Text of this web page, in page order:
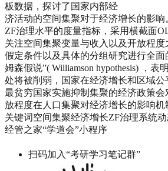
板数据，探讨了国家内部经
济活动的空间集聚对于经济增长的影
ZF治理水平的度量指标，采用横截面
关注空间集聚变量与收入以及开放程
假定条件以及具体的分组研究进行全
姆森假说”( Williamson hypothesis) ，
处将被削弱，国家在经济增长和区域
最贫穷国家实施抑制集聚的经济政策
放程度在人口集聚对经济增长的影响机
关键词空间集聚经济增长ZF治理系统动
经管之家“学道会”小程序
扫码加入“考研学习笔记群”